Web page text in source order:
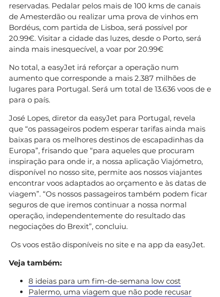
reservadas. Pedalar pelos mais de 100 kms de canais
de Amesterdão ou realizar uma prova de vinhos em
Bordéus, com partida de Lisboa, será possível por
20.99€. Visitar a cidade das luzes, desde o Porto, será
ainda mais inesquecível, a voar por 20.99€
No total, a easyJet irá reforçar a operação num
aumento que corresponde a mais 2.387 milhões de
lugares para Portugal. Será um total de 13.636 voos de e
para o país.
José Lopes, diretor da easyJet para Portugal, revela
que “os passageiros podem esperar tarifas ainda mais
baixas para os melhores destinos de escapadinhas da
Europa”, frisando que “para aqueles que procuram
inspiração para onde ir, a nossa aplicação Viajómetro,
disponível no nosso site, permite aos nossos viajantes
encontrar voos adaptados ao orçamento e às datas de
viagem”. “Os nossos passageiros também podem ficar
seguros de que iremos continuar a nossa normal
operação, independentemente do resultado das
negociações do Brexit”, concluiu.
Os voos estão disponíveis no site e na app da easyJet.
Veja também:
8 ideias para um fim-de-semana low cost
Palermo, uma viagem que não pode recusar